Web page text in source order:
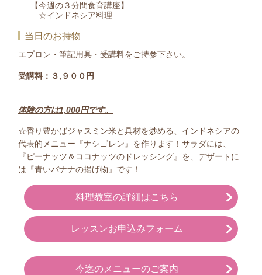
【今週の３分間食育講座】
☆インドネシア料理
当日のお持物
エプロン・筆記用具・受講料をご持参下さい。
受講料：３,９００円
体験の方は1,000円です。
☆香り豊かばジャスミン米と具材を炒める、インドネシアの
代表的メニュー『ナシゴレン』を作ります！サラダには、
『ピーナッツ＆ココナッツのドレッシング』を、デザートに
は『青いバナナの揚げ物』です！
料理教室の詳細はこちら
レッスンお申込みフォーム
今迄のメニューのご案内